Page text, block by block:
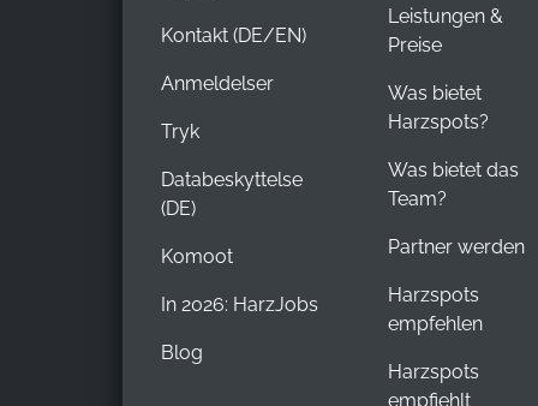
Kontakt (DE/EN)
Anmeldelser
Tryk
Databeskyttelse
(DE)
Komoot
In 2026: HarzJobs
Blog
Leistungen &
Preise
Was bietet
Harzspots?
Was bietet das
Team?
Partner werden
Harzspots
empfehlen
Harzspots
empfiehlt